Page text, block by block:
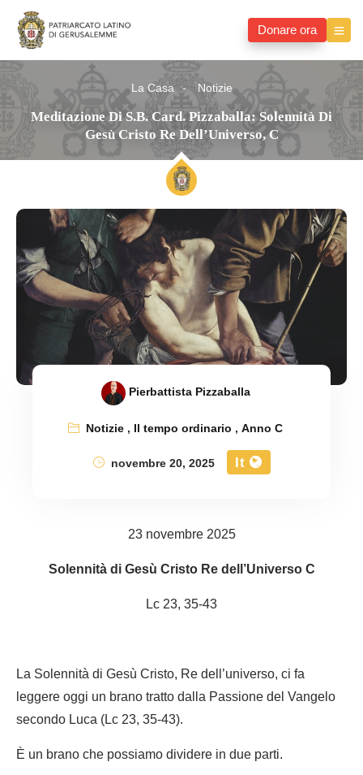
Donare ora
La Casa Notizie
Meditazione Di S.B. Card. Pizzaballa: Solennità Di
Gesù Cristo Re Dell’Universo, C
Pierbattista Pizzaballa
Notizie, Il tempo ordinario ,Anno C
novembre 20, 2025
It
23 novembre 2025
Solennità di Gesù Cristo Re dell’Universo C
Lc 23, 35-43
La Solennità di Gesù Cristo, Re dell’universo, ci fa
leggere oggi un brano tratto dalla Passione del Vangelo
secondo Luca (Lc 23, 35-43).
È un brano che possiamo dividere in due parti.